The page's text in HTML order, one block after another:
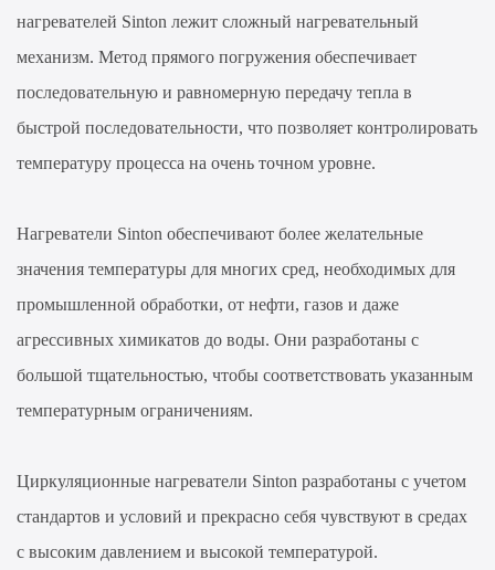
нагревателей Sinton лежит сложный нагревательный
механизм. Метод прямого погружения обеспечивает
последовательную и равномерную передачу тепла в
быстрой последовательности, что позволяет контролировать
температуру процесса на очень точном уровне.
Нагреватели Sinton обеспечивают более желательные
значения температуры для многих сред, необходимых для
промышленной обработки, от нефти, газов и даже
агрессивных химикатов до воды. Они разработаны с
большой тщательностью, чтобы соответствовать указанным
температурным ограничениям.
Циркуляционные нагреватели Sinton разработаны с учетом
стандартов и условий и прекрасно себя чувствуют в средах
с высоким давлением и высокой температурой.